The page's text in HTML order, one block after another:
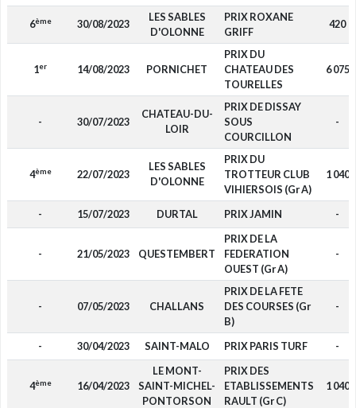
6ème 30/08/2023
LES SABLES
D'OLONNE
PRIX ROXANE
GRIFF
420
1er 14/08/2023 PORNICHET
PRIX DU
CHATEAU DES
TOURELLES
6 075
- 30/07/2023
CHATEAU-DU-
LOIR
PRIX DE DISSAY
SOUS
COURCILLON
-
4ème 22/07/2023
LES SABLES
D'OLONNE
PRIX DU
TROTTEUR CLUB
VIHIERSOIS (Gr A)
1 040
- 15/07/2023 DURTAL PRIX JAMIN -
- 21/05/2023 QUESTEMBERT
PRIX DE LA
FEDERATION
OUEST (Gr A)
-
- 07/05/2023 CHALLANS
PRIX DE LA FETE
DES COURSES (Gr
B)
-
- 30/04/2023 SAINT-MALO PRIX PARIS TURF -
4ème 16/04/2023
LE MONT-
SAINT-MICHEL-
PONTORSON
PRIX DES
ETABLISSEMENTS
RAULT (Gr C)
1 040